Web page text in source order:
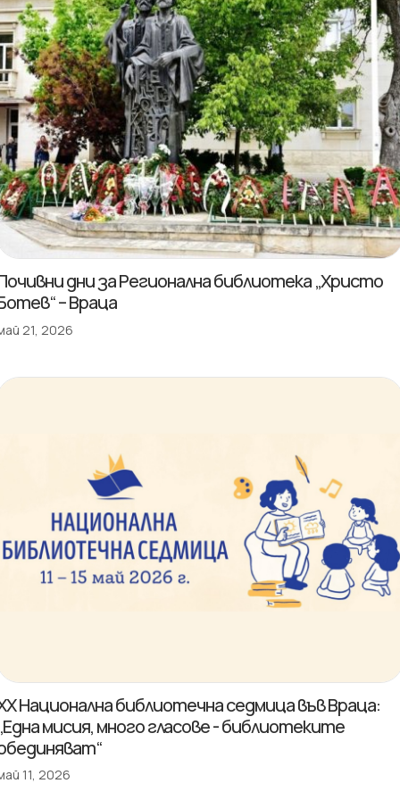
дни за Регионална библиотека „Христо
– Враца
21, 2026
Национална библиотечна седмица във Враца:
мисия, много гласове - библиотеките
11, 2026